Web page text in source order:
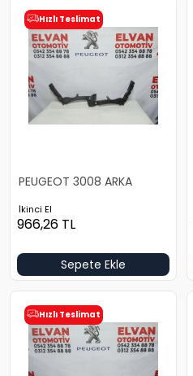
Hızlı Teslimat
PEUGEOT 3008 ARKA
İkinci El
966,26 TL
Sepete Ekle
Hızlı Teslimat